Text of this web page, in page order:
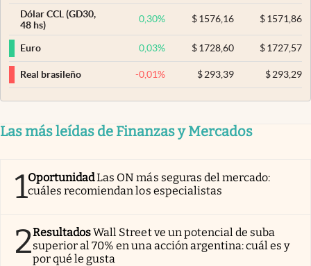
Dólar CCL (GD30,
48 hs)
0,30% $ 1576,16 $1571,86
Euro 0,03% $ 1728,60 $1727,57
Real brasileño -0,01% $ 293,39 $293,29
Las más leídas de Finanzas y Mercados
1OportunidadLas ON más seguras del mercado:
cuáles recomiendan los especialistas
2ResultadosWall Street ve un potencial de suba
superior al 70% en una acción argentina: cuál es y
por qué le gusta